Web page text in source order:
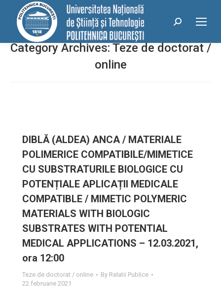
conținut
Search:
Category Archives: Teze de doctorat /
online
DIBLĂ (ALDEA) ANCA / MATERIALE
POLIMERICE COMPATIBILE/MIMETICE
CU SUBSTRATURILE BIOLOGICE CU
POTENȚIALE APLICAȚII MEDICALE
COMPATIBLE / MIMETIC POLYMERIC
MATERIALS WITH BIOLOGIC
SUBSTRATES WITH POTENTIAL
MEDICAL APPLICATIONS – 12.03.2021,
ora 12:00
Teze de doctorat / online By Relatii Publice
22 februarie 2021